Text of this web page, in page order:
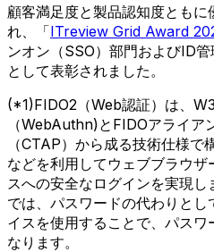
顧客満足度と製品認知度ともに
れ、「ITreview Grid Award
ンオン（SSO）部門およびID
として表彰されました。
(*1)FIDO2（Web認証）は、
（WebAuthn)とFIDOアライア
（CTAP）から成る技術仕様
などを利用してウェブブラウ
スへの安全なログインを実現
では、パスワードの代わりと
イスを使用することで、パス
なります。